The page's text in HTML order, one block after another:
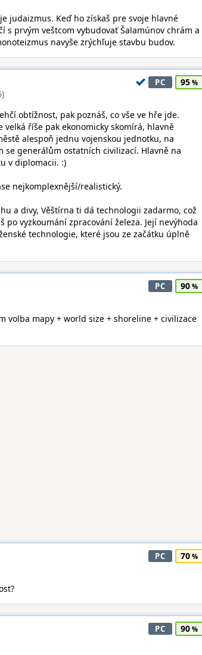
judaizmus. Keď ho získaš pre svoje hlavné
prvým veštcom vybudovať Šalamúnov chrám a
navyše zrýchľuje stavbu budov.
PC 95
obtížnost, pak poznáš, co vše ve hře jde.
říše pak ekonomicky skomírá, hlavně
alespoň jednu vojenskou jednotku, na
generálům ostatních civilizací. Hlavně na
v diplomacii. :)
nejkomplexnější/realistický.
a divy, Věštírna ti dá technologii zadarmo, což
vyzkoumání zpracování železa. Její nevýhoda
technologie, které jsou ze začátku úplně
PC 90
volba mapy + world size + shoreline + civilizace
PC 70
PC 90